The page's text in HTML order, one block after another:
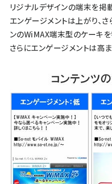
リジナルデザインの端末を掲
エンゲージメントは上がり、
ンのWiMAX端末型のケーキを
さらにエンゲージメントは高